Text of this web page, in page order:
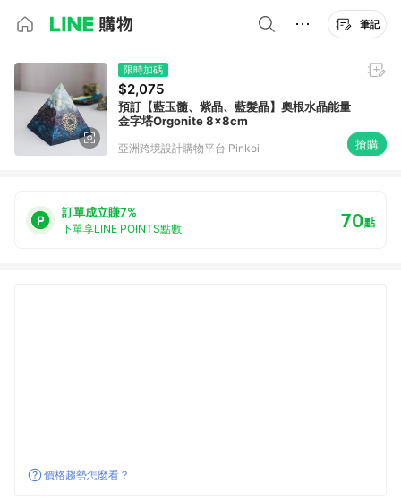
筆記
限時加碼
$2,075
預訂【藍玉髓、紫晶、藍髮晶】奧根水晶能量
金字塔Orgonite 8x8cm
亞洲跨境設計購物平台 Pinkoi 搶購
訂單成立賺7%
下單享LINE POINTS點數 70點
價格趨勢怎麼看？